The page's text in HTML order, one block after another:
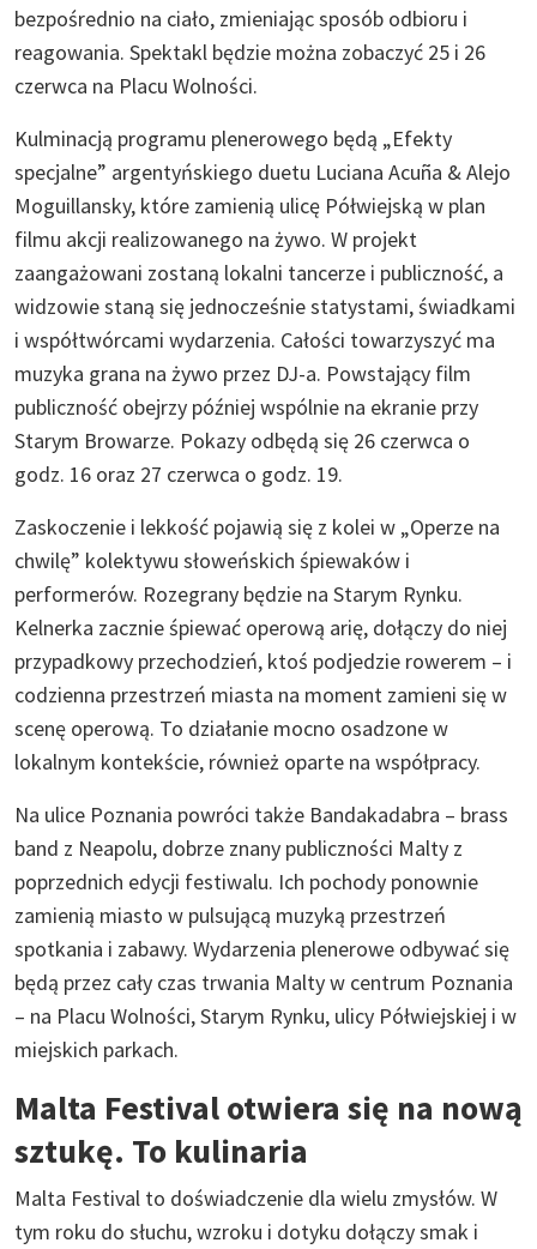
bezpośrednio na ciało, zmieniając sposób odbioru i
reagowania. Spektakl będzie można zobaczyć 25 i 26
czerwca na Placu Wolności.
Kulminacją programu plenerowego będą „Efekty
specjalne” argentyńskiego duetu Luciana Acuña & Alejo
Moguillansky, które zamienią ulicę Półwiejską w plan
filmu akcji realizowanego na żywo. W projekt
zaangażowani zostaną lokalni tancerze i publiczność, a
widzowie staną się jednocześnie statystami, świadkami
i współtwórcami wydarzenia. Całości towarzyszyć ma
muzyka grana na żywo przez DJ-a. Powstający film
publiczność obejrzy później wspólnie na ekranie przy
Starym Browarze. Pokazy odbędą się 26 czerwca o
godz. 16 oraz 27 czerwca o godz. 19.
Zaskoczenie i lekkość pojawią się z kolei w „Operze na
chwilę” kolektywu słoweńskich śpiewaków i
performerów. Rozegrany będzie na Starym Rynku.
Kelnerka zacznie śpiewać operową arię, dołączy do niej
przypadkowy przechodzień, ktoś podjedzie rowerem – i
codzienna przestrzeń miasta na moment zamieni się w
scenę operową. To działanie mocno osadzone w
lokalnym kontekście, również oparte na współpracy.
Na ulice Poznania powróci także Bandakadabra – brass
band z Neapolu, dobrze znany publiczności Malty z
poprzednich edycji festiwalu. Ich pochody ponownie
zamienią miasto w pulsującą muzyką przestrzeń
spotkania i zabawy. Wydarzenia plenerowe odbywać się
będą przez cały czas trwania Malty w centrum Poznania
– na Placu Wolności, Starym Rynku, ulicy Półwiejskiej i w
miejskich parkach.
Malta Festival otwiera się na nową
sztukę. To kulinaria
Malta Festival to doświadczenie dla wielu zmysłów. W
tym roku do słuchu, wzroku i dotyku dołączy smak i